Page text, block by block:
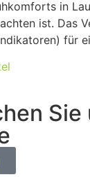
in
ist. Das
für
Sie